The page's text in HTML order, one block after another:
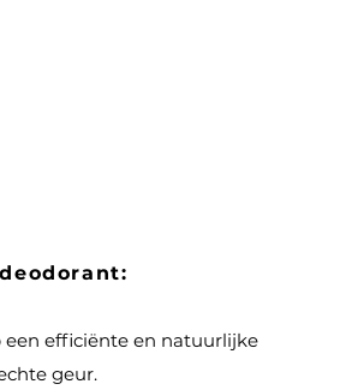
een efficiënte en natuurlijke
geur.